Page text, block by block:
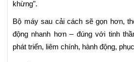
khừng".
Bộ máy sau cải cách sẽ gọn hơn,
động nhanh hơn – đúng với tinh
phát triển, liêm chính, hành động,